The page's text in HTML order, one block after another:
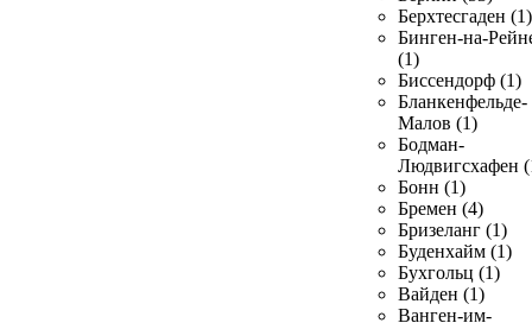
Берхтесгаден (1)
Бинген-на-
(1)
Биссендорф (1)
Бланкенфельде-
Малов (1)
Бодман-
Людвигсхафен
Бонн (1)
Бремен (4)
Бризеланг (1)
Буденхайм (1)
Бухгольц (1)
Вайден (1)
Ванген-им-